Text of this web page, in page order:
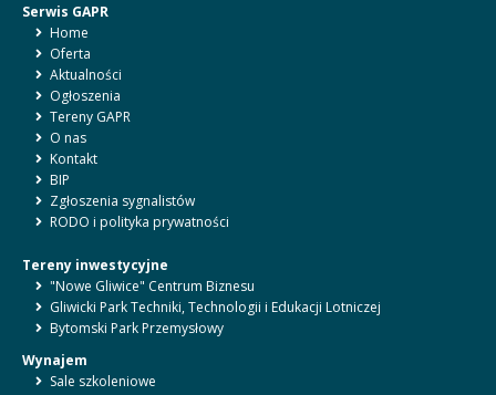
Serwis GAPR
Home
Oferta
Aktualności
Ogłoszenia
Tereny GAPR
O nas
Kontakt
BIP
Zgłoszenia sygnalistów
RODO i polityka prywatności
Tereny inwestycyjne
"Nowe Gliwice" Centrum Biznesu
Gliwicki Park Techniki, Technologii i Edukacji Lotniczej
Bytomski Park Przemysłowy
Wynajem
Sale szkoleniowe